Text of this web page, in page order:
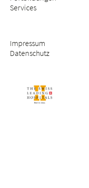
Services
Impressum
Datenschutz